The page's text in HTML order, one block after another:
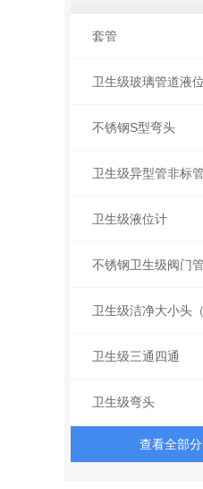
套管
卫生级玻璃管道液
不锈钢S型弯头
卫生级异型管非标管
卫生级液位计
不锈钢卫生级阀门
卫生级洁净大小头
卫生级三通四通
卫生级弯头
查看全部